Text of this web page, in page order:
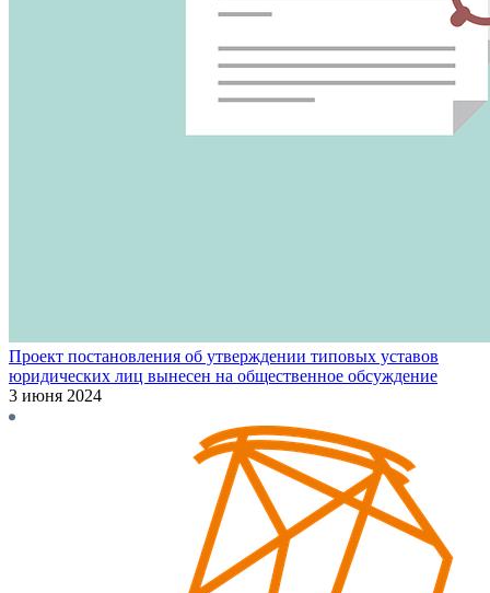
Проект постановления об утверждении типовых уставов
юридических лиц вынесен на общественное обсуждение
3 июня 2024